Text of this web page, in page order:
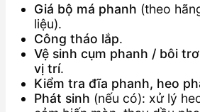
Giá bộ má phanh (theo
liệu).
Công tháo lắp.
Vệ sinh cụm phanh / bôi
vị trí.
Kiểm tra đĩa phanh, heo
Phát sinh (nếu có): xử lý